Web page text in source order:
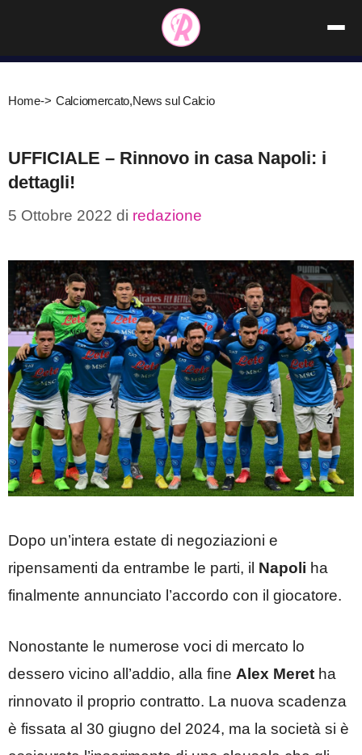
contenuto
Home-> Calciomercato,News sul Calcio
UFFICIALE – Rinnovo in casa Napoli: i
dettagli!
5 Ottobre 2022 di redazione
Dopo un’intera estate di negoziazioni e
ripensamenti da entrambe le parti, il Napoli ha
finalmente annunciato l’accordo con il giocatore.
Nonostante le numerose voci di mercato lo
dessero vicino all’addio, alla fine Alex Meret ha
rinnovato il proprio contratto. La nuova scadenza
è fissata al 30 giugno del 2024, ma la società si è